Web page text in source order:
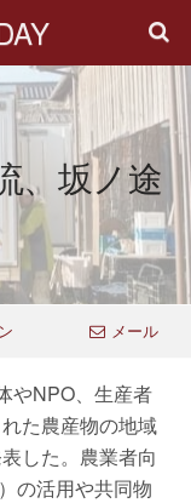
、坂ノ途
メール
やNPO、生産者
た農産物の地域
した。農業者向
の活用や共同物